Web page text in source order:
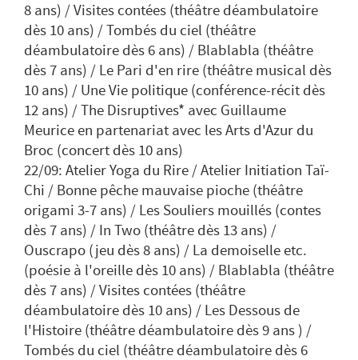
8 ans) / Visites contées (théâtre déambulatoire
dès 10 ans) / Tombés du ciel (théâtre
déambulatoire dès 6 ans) / Blablabla (théâtre
dès 7 ans) / Le Pari d'en rire (théâtre musical dès
10 ans) / Une Vie politique (conférence-récit dès
12 ans) / The Disruptives* avec Guillaume
Meurice en partenariat avec les Arts d'Azur du
Broc (concert dès 10 ans)
22/09: Atelier Yoga du Rire / Atelier Initiation Taï-
Chi / Bonne pêche mauvaise pioche (théâtre
origami 3-7 ans) / Les Souliers mouillés (contes
dès 7 ans) / In Two (théâtre dès 13 ans) /
Ouscrapo (jeu dès 8 ans) / La demoiselle etc.
(poésie à l'oreille dès 10 ans) / Blablabla (théâtre
dès 7 ans) / Visites contées (théâtre
déambulatoire dès 10 ans) / Les Dessous de
l'Histoire (théâtre déambulatoire dès 9 ans ) /
Tombés du ciel (théâtre déambulatoire dès 6